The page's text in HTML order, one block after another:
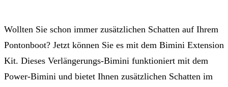
Wollten Sie schon immer zusätzlichen Schatten auf Ihrem
Pontonboot? Jetzt können Sie es mit dem Bimini Extension
Kit. Dieses Verlängerungs-Bimini funktioniert mit dem
Power-Bimini und bietet Ihnen zusätzlichen Schatten im